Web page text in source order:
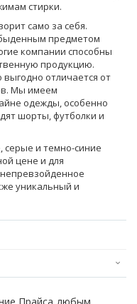
стирки.
само за себя.
предметом
компании способны
продукцию.
отличается от
Мы имеем
одежды, особенно
шорты, футболки и
серые и темно-синие
цене и для
уникальный и